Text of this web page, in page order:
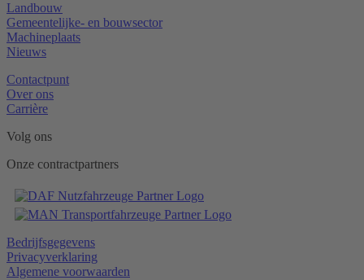
Landbouw
Gemeentelijke- en bouwsector
Machineplaats
Nieuws
Contactpunt
Over ons
Carrière
Volg ons
Onze contractpartners
Bedrijfsgegevens
Privacyverklaring
Algemene voorwaarden